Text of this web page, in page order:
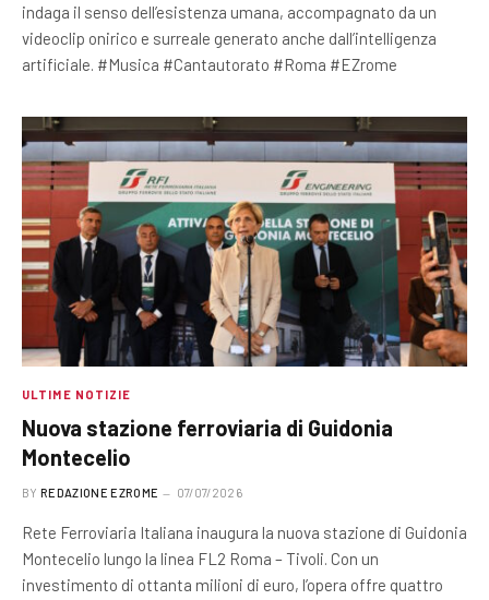
indaga il senso dell’esistenza umana, accompagnato da un
videoclip onirico e surreale generato anche dall’intelligenza
artificiale. #Musica #Cantautorato #Roma #EZrome
ULTIME NOTIZIE
Nuova stazione ferroviaria di Guidonia
Montecelio
BY REDAZIONE EZROME 07/07/2026
Rete Ferroviaria Italiana inaugura la nuova stazione di Guidonia
Montecelio lungo la linea FL2 Roma – Tivoli. Con un
investimento di ottanta milioni di euro, l’opera offre quattro